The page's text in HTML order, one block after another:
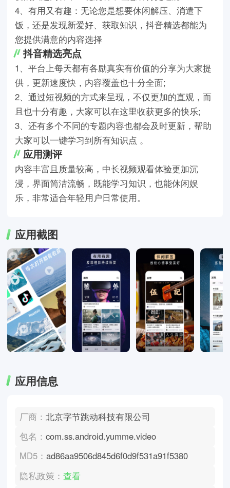
4、有用又有趣：无论您是想要休闲解压、消遣下
饭，还是发现新爱好、获取知识，抖音精选都能为
您提供满意的内容选择
抖音精选亮点
1、平台上每天都有各励真实有价值的分享为大家提
供，更新速度快，内容覆盖也十分全面;
2、通过短视频的方式来呈现，不仅更加的直观，而
且也十分有趣，大家可以在这里收获更多的快乐;
3、还有多个不同的专题内容也都会及时更新，帮助
大家可以一键学习到所有知识点 。
应用测评
内容丰富且质量较高，中长视频观看体验更加沉
浸，界面简洁流畅，既能学习知识，也能休闲娱
乐，非常适合年轻用户日常使用。
应用截图
应用信息
厂商：北京字节跳动科技有限公司
包名：com.ss.android.yumme.video
MD5：ad86aa9506d845d6f0d9f531a91f5380
隐私政策：查看